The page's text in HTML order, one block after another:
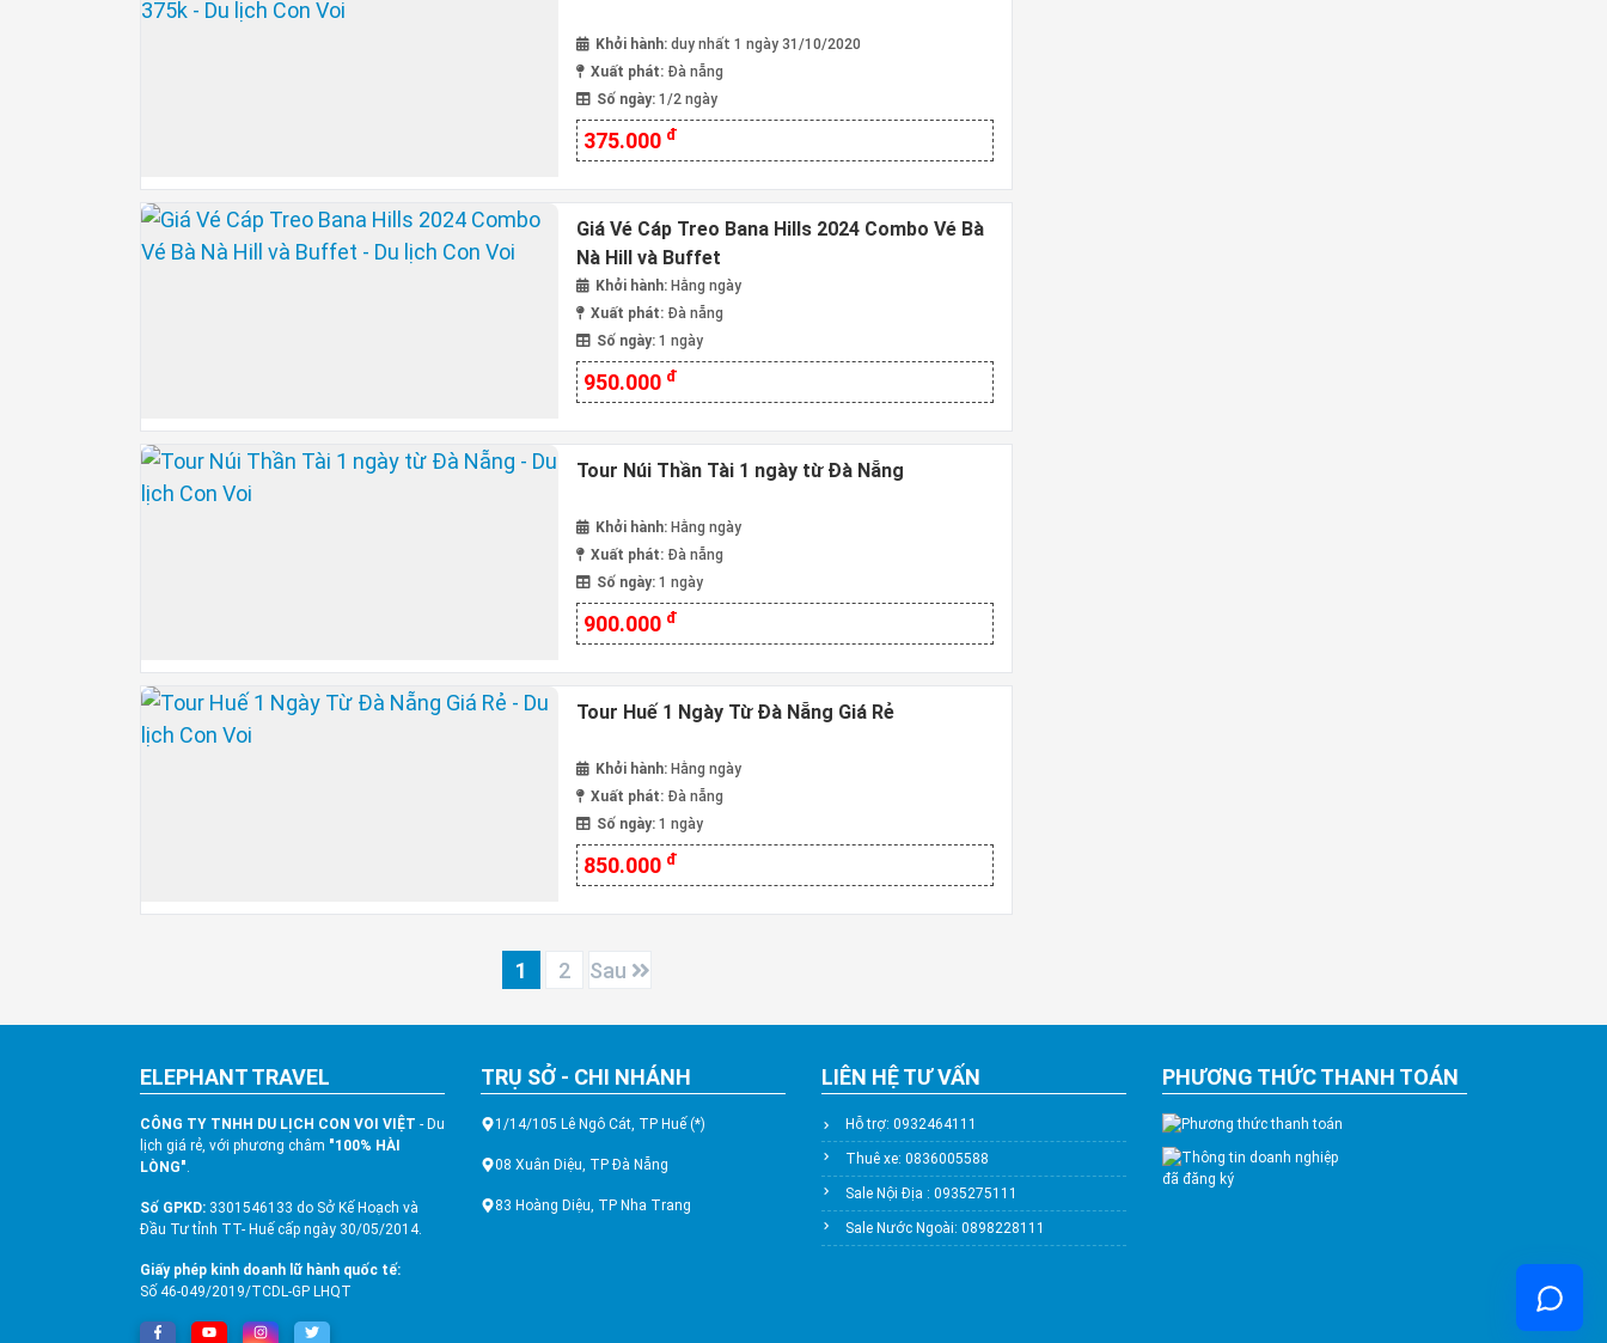
Khởi hành: duy nhất 1 ngày 31/10/2020
Xuất phát: Đà nẵng
Số ngày: 1/2 ngày
375.000 đ
Giá Vé Cáp Treo Bana Hills 2024 Combo Vé Bà
Nà Hill và Buffet
Khởi hành: Hằng ngày
Xuất phát: Đà nẵng
Số ngày: 1 ngày
950.000 đ
Tour Núi Thần Tài 1 ngày từ Đà Nẵng
Khởi hành: Hằng ngày
Xuất phát: Đà nẵng
Số ngày: 1 ngày
900.000 đ
Tour Huế 1 Ngày Từ Đà Nẵng Giá Rẻ
Khởi hành: Hằng ngày
Xuất phát: Đà nẵng
Số ngày: 1 ngày
850.000 đ
1 2 Sau
ELEPHANT TRAVEL
CÔNG TY TNHH DU LỊCH CON VOI VIỆT - Du
lịch giá rẻ, với phương châm "100% HÀI
LÒNG".
Số GPKD: 3301546133 do Sở Kế Hoạch và
Đầu Tư tỉnh TT- Huế cấp ngày 30/05/2014.
Giấy phép kinh doanh lữ hành quốc tế:
Số 46-049/2019/TCDL-GP LHQT
TRỤ SỞ - CHI NHÁNH
1/14/105 Lê Ngô Cát, TP Huế (*)
08 Xuân Diệu, TP Đà Nẵng
83 Hoàng Diệu, TP Nha Trang
LIÊN HỆ TƯ VẤN
Hỗ trợ: 0932464111
Thuê xe: 0836005588
Sale Nội Địa : 0935275111
Sale Nước Ngoài: 0898228111
PHƯƠNG THỨC THANH TOÁN